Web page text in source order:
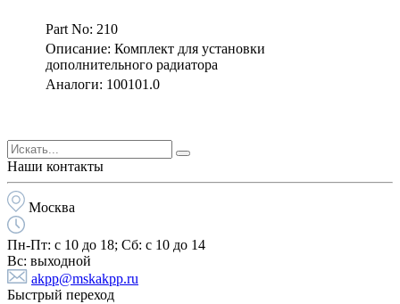
Part No: 210
Описание: Комплект для установки
дополнительного радиатора
Аналоги: 100101.0
Наши контакты
Москва
Пн-Пт: с 10 до 18; Cб: с 10 до 14
Вс: выходной
akpp@mskakpp.ru
Быстрый переход